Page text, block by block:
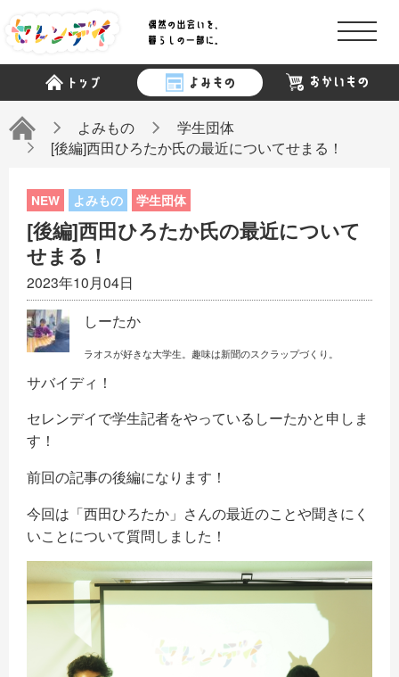
よみもの
学生団体
[後編]西田ひろたか氏の最近についてせまる！
[後編]西田ひろたか氏の最近について
せまる！
2023年10月04日
よみもの 学生団体
しーたか
ラオスが好きな大学生。趣味は新聞のスクラップづくり。
サバイディ！
セレンデイで学生記者をやっているしーたかと申しま
す！
前回の記事の後編になります！
今回は「西田ひろたか」さんの最近のことや聞きにく
いことについて質問しました！
「セレンデイ」について
スポンサー
記者一覧
記事一覧
特集記事
商品検索 読み物検索